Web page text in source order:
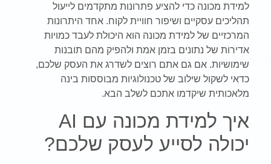
למידת מכונה כדי להציע פתרונות מתקדמים לייעול
תהליכים עסקיים ושיפור חוויית לקוח. אחד היתרונות
המרכזיים של למידת מכונה הוא היכולת לעבד כמויות
אדירות של נתונים בזמן אמת ולהפיק מהם תובנות
שימושיות. אם גם אתם רוצים לשדרג את העסק שלכם,
כדאי לשקול שילוב של טכנולוגיות מבוססות בינה
מלאכותית שיקדמו אתכם לשלב הבא.
איך למידת מכונה עם AI
יכולה לסייע לעסק שלכם?